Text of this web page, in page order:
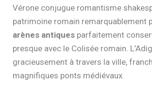
Vérone conjugue romantisme
patrimoine romain remarquablement
arènes antiques parfaitement
presque avec le Colisée romain.
gracieusement à travers la ville,
magnifiques ponts médiévaux.